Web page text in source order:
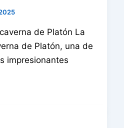
de Platón La
de Platón, una de
impresionantes